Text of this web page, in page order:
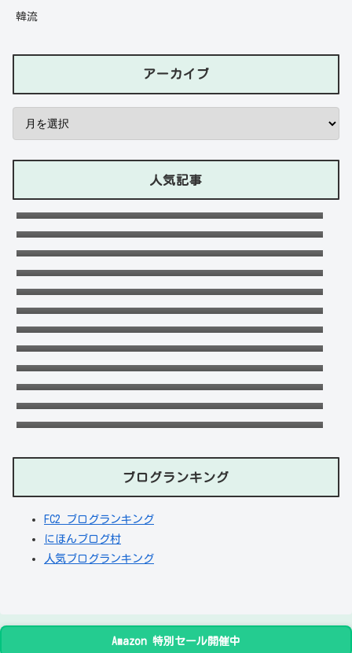
韓流
アーカイブ
人気記事
石川ケニーは父と兄は野球選手で母親はアメ
リカ人のハーフ！7人大家族！
Lazの彼女や身長に大学・年齢は？イケメン
プロゲーマーの経歴！【ZETA】
竹下パラダイスだーご本名や年齢に身長は？
恋愛対象やイケメンかも調査！
千早茜の恋人や結婚した夫は誰？子供や本名
に高校は？引越は離婚が理由？
可愛い政田夢乃選手に彼氏の存在が気にな
る！本当に不倫をしているのか？家族構成が
どうなっているのか？を徹底調査！
末永けいの経歴や学歴(高校大学)は？妻(嫁)
は末永ゆかりで離婚した？
福田こうへいの結婚相手の嫁(妻)や子供
(娘・息子)など家族構成まとめ！
おだけいの元カノ人気歌手はちゃんみな！過
去の匂わせや動画流出の犯人は？
ドンマイ川端は結婚した嫁がいる？母親・兄
妹・父親に年収や学歴経歴も！
五条院凌のすっぴんや足太い画像がヤバい！
本当は美脚でスタイル良い？
デジポリスは東京だけ？大阪や埼玉・神奈
川・愛知など他の地域にもある？
フジロック2023民間駐車場予約方法！当日受
付や出し入れOKか調査！
ブログランキング
FC2 ブログランキング
にほんブログ村
人気ブログランキング
Amazon 特別セール開催中